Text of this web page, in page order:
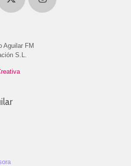
Aguilar FM
S.L.